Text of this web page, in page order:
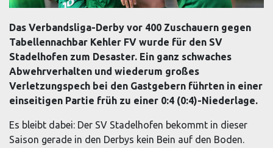
Das Verbandsliga-Derby vor 400 Zuschauern gegen
Tabellennachbar Kehler FV wurde für den SV
Stadelhofen zum Desaster. Ein ganz schwaches
Abwehrverhalten und wiederum großes
Verletzungspech bei den Gastgebern führten in einer
einseitigen Partie früh zu einer 0:4 (0:4)-Niederlage.
Es bleibt dabei: Der SV Stadelhofen bekommt in dieser
Saison gerade in den Derbys kein Bein auf den Boden.